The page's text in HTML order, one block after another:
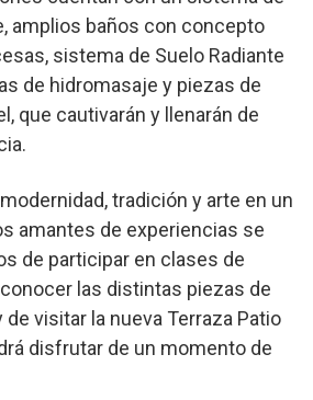
amplios baños con concepto
sistema de Suelo Radiante
de hidromasaje y piezas de
que cautivarán y llenarán de
tradición y arte en un
amantes de experiencias se
de participar en clases de
las distintas piezas de
de visitar la nueva Terraza Patio
disfrutar de un momento de